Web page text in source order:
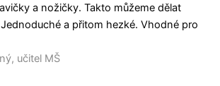
a nožičky. Takto můžeme dělat
a přitom hezké. Vhodné pro
učitel MŠ